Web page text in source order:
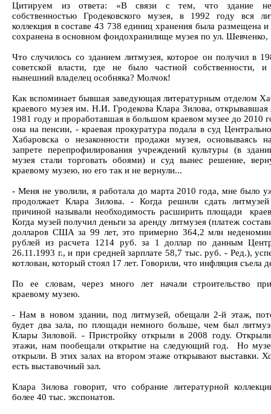
Цитируем из ответа: «В связи с тем, что здание не
собственностью Гродековского музея, в 1992 году вся
коллекция в составе 43 738 единиц хранения была размещена
сохранена в основном фондохранилище музея по ул. Шевченко,
Что случилось со зданием литмузея, которое он получил в
советской власти, где не было частной собственности, и
нынешний владелец особняка? Молчок!
Как вспоминает бывшая заведующая литературным отделом
краевого музея им. Н.И. Гродекова Клара Зилова, открывавшая
1981 году и проработавшая в большом краевом музее до 2010
она на пенсии, - краевая прокуратура подала в суд
Хабаровска о незаконности продажи музея, основываясь
запрете перепрофилирования учреждений культуры (в
музея стали торговать обоями) и суд вынес решение,
краевому музею, но его так и не вернули...
- Меня не уволили, я работала до марта 2010 года, мне было
продолжает Клара Зилова. - Когда решили сдать
причиной называли необходимость расширить площади
Когда музей получил деньги за аренду литмузея (платеж
долларов США за 99 лет, это примерно 364,2 млн
рублей из расчета 1214 руб. за 1 доллар по данным
26.11.1993 г., и при средней зарплате 58,7 тыс. руб. - Ред.),
котлован, который стоял 17 лет. Говорили, что инфляция съела
По ее словам, через много лет начали строительство
краевому музею.
- Нам в новом здании, под литмузей, обещали 2-й этаж,
будет два зала, по площади немного больше, чем был
Клары Зиловой. - Пристройку открыли в 2008 году.
этажи, нам пообещали открытие на следующий год. Но
открыли. В этих залах на втором этаже открывают выставки.
есть выставочный зал.
Клара Зилова говорит, что собрание литературной
более 40 тыс. экспонатов.